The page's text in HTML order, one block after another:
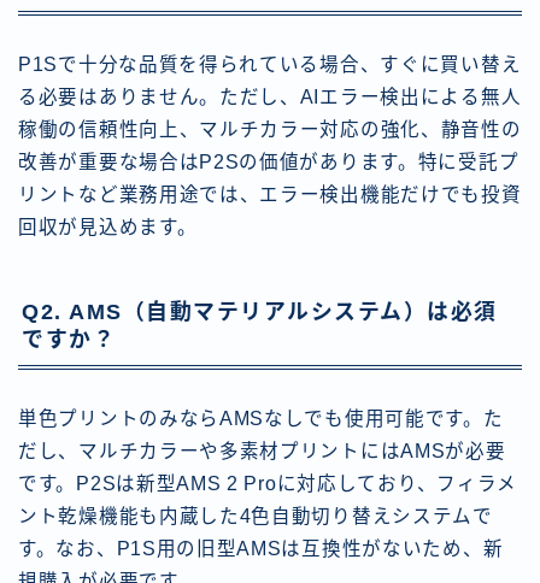
P1Sで十分な品質を得られている場合、すぐに買い替え
る必要はありません。ただし、AIエラー検出による無人
稼働の信頼性向上、マルチカラー対応の強化、静音性の
改善が重要な場合はP2Sの価値があります。特に受託プ
リントなど業務用途では、エラー検出機能だけでも投資
回収が見込めます。
Q2. AMS（自動マテリアルシステム）は必須
ですか？
単色プリントのみならAMSなしでも使用可能です。た
だし、マルチカラーや多素材プリントにはAMSが必要
です。P2Sは新型AMS 2 Proに対応しており、フィラメ
ント乾燥機能も内蔵した4色自動切り替えシステムで
す。なお、P1S用の旧型AMSは互換性がないため、新